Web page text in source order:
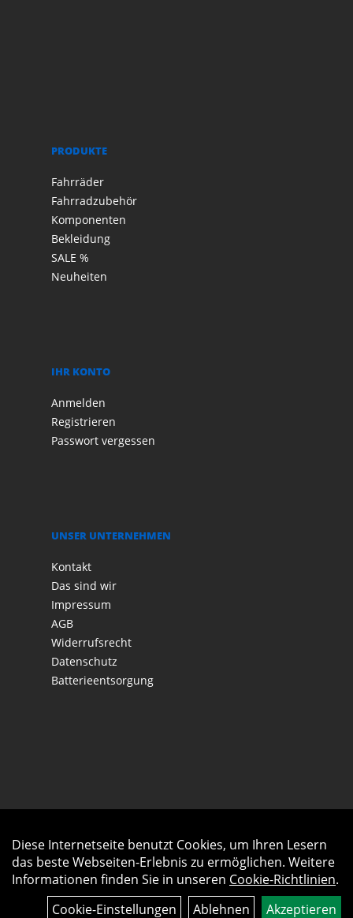
PRODUKTE
Fahrräder
Fahrradzubehör
Komponenten
Bekleidung
SALE %
Neuheiten
IHR KONTO
Anmelden
Registrieren
Passwort vergessen
UNSER UNTERNEHMEN
Kontakt
Das sind wir
Impressum
AGB
Widerrufsrecht
Datenschutz
Batterieentsorgung
Diese Internetseite benutzt Cookies, um Ihren Lesern
das beste Webseiten-Erlebnis zu ermöglichen. Weitere
Informationen finden Sie in unseren Cookie-Richtlinien.
Cookie-Einstellungen
Ablehnen Akzeptieren
Auftrag widerrufen